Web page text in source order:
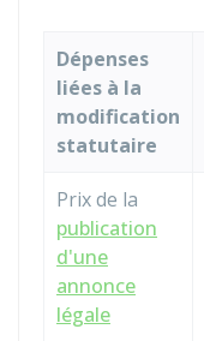
Dépenses
liées à la
modification
statutaire
Prix de la
publication
d'une
annonce
légale